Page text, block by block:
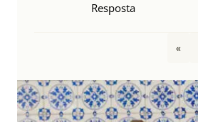
Resposta
«